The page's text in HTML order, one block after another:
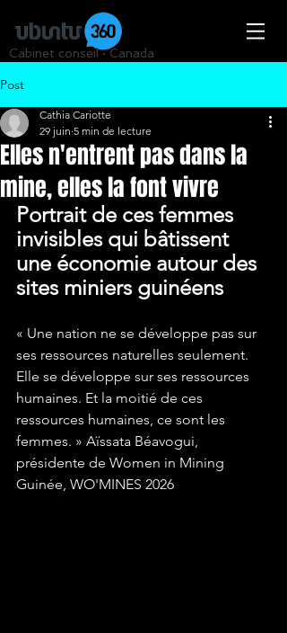
Cabinet conseil · Canada
Post
Elles n'entrent pas dans la
mine, elles la font vivre
Cathia Cariotte
29 juin 5 min de lecture
Portrait de ces femmes
invisibles qui bâtissent
une économie autour des
sites miniers guinéens
« Une nation ne se développe pas sur
ses ressources naturelles seulement.
Elle se développe sur ses ressources
humaines. Et la moitié de ces
ressources humaines, ce sont les
femmes. » Aïssata Béavogui,
présidente de Women in Mining
Guinée, WO'MINES 2026